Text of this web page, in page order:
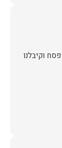
וקיבלנו